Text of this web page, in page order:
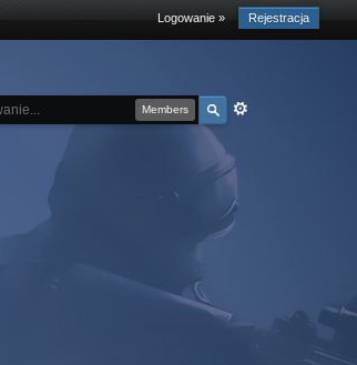
Logowanie » Rejestracja
Members